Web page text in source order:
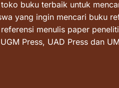
buku terbaik untuk
yang ingin mencari buku
menulis paper
Press, UAD Press dan